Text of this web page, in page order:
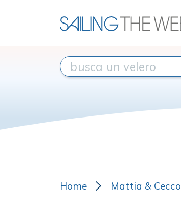
Home Mattia & Cecco